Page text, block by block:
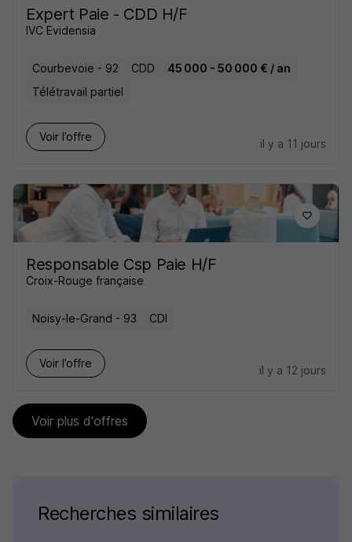
Expert Paie - CDD H/F
IVC Evidensia
Courbevoie - 92 CDD
45 000 - 50 000 € / an
Télétravail partiel
Voir l’offre
il y a 11 jours
Responsable Csp Paie H/F
Croix-Rouge française
Noisy-le-Grand - 93 CDI
Voir l’offre
il y a 12 jours
Voir plus d'offres
Recherches similaires